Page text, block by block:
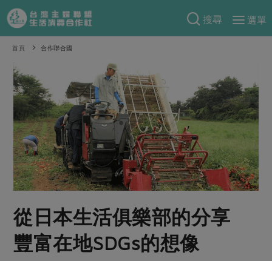
搜尋
選單
產品分類
當季蔬果
一籃菜 當令水果
芽苗類 蕈菇類
辛香料類
奶蛋豆・五穀
蛋 乳製品
豆製品 米麵雜糧
肉品・水產
食材
米食
麵食
肉食
海鮮
常備菜
蔬食
蛋料理
特別企畫
預購活動
把最好的台灣味帶回家！
防災用品預購圓滿結束
更多預購活動
綠主張
觀點文章
主婦食堂 一籃菜真心話
社內大小事 合作聯合國
產品故事 生活提案
樂齡生活 親子食育
關於合作社
關於我們
合作社組織
首頁 合作聯合國
從日本生活俱樂部的分享
豐富在地SDGs的想像